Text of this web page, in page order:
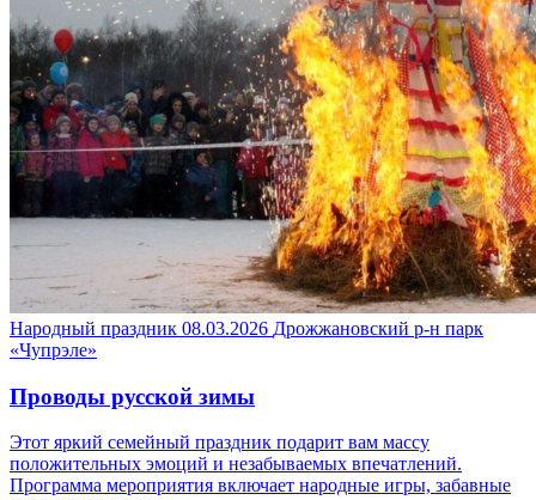
Народный праздник 08.03.2026 Дрожжановский р-н парк
«Чупрэле»
Проводы русской зимы
Этот яркий семейный праздник подарит вам массу
положительных эмоций и незабываемых впечатлений.
Программа мероприятия включает народные игры, забавные